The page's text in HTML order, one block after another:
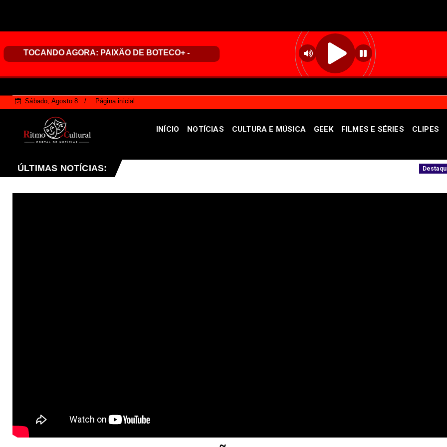
Sábado, Agosto 8 Página inicial
INÍCIO NOTÍCIAS CULTURA E MÚSICA GEEK FILMES E SÉRIES CLIPES
ÚLTIMAS NOTÍCIAS:
alerta laranja de perigo para baixa umidade do ar nesta sexta-feira (7) Ampliada oferta de